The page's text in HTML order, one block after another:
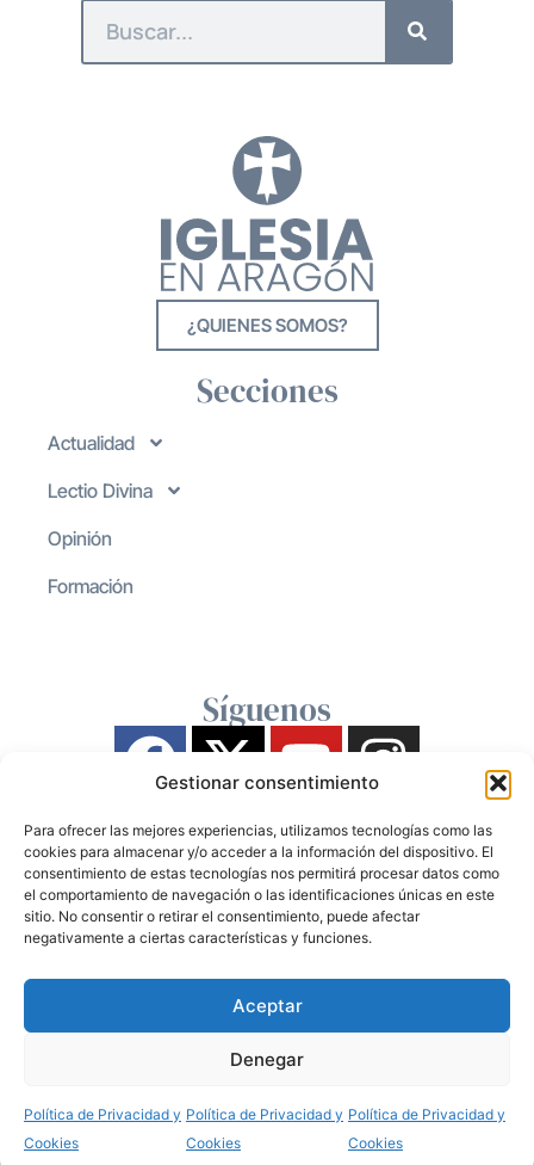
Gestionar consentimiento
Para ofrecer las mejores experiencias, utilizamos tecnologías como las
cookies para almacenar y/o acceder a la información del dispositivo. El
consentimiento de estas tecnologías nos permitirá procesar datos como
el comportamiento de navegación o las identificaciones únicas en este
sitio. No consentir o retirar el consentimiento, puede afectar
negativamente a ciertas características y funciones.
Aceptar
Denegar
Política de Privacidad y
Cookies
Política de Privacidad y
Cookies
Política de Privacidad y
Cookies
¿QUIENES SOMOS?
Secciones
Actualidad
Lectio Divina
Opinión
Formación
Síguenos